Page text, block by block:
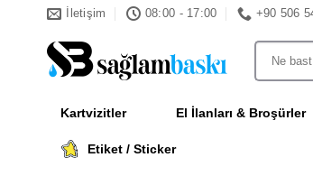
İletişim 08:00 - 17:00 +90 506
Ara:
Kartvizitler El İlanları & Broşürler
Etiket / Sticker